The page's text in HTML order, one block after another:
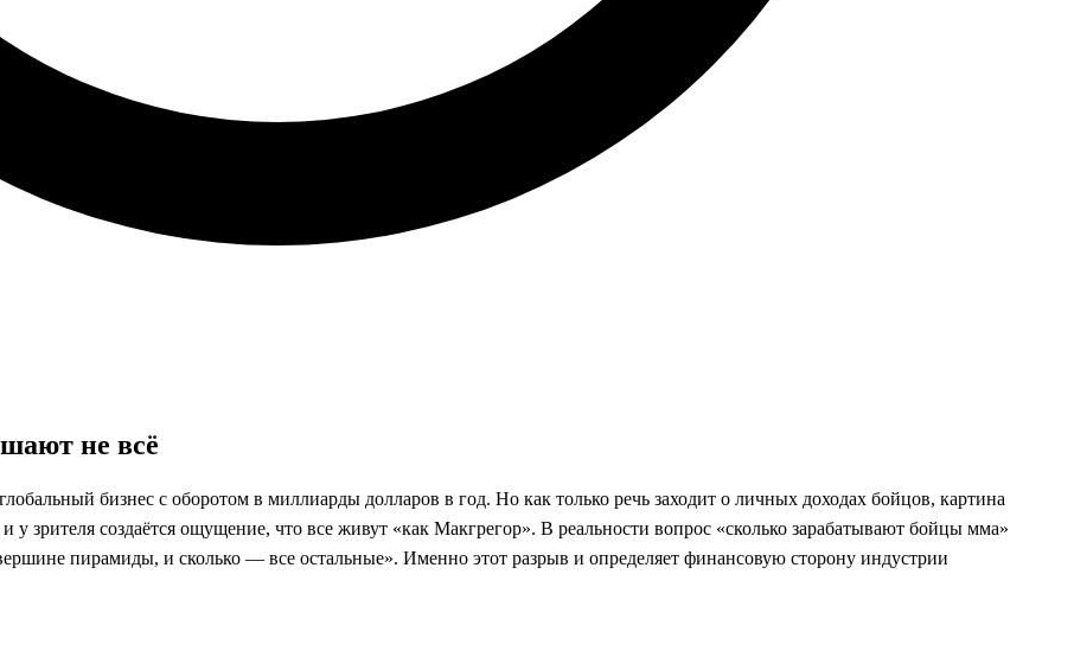
не всё
бизнес с оборотом в миллиарды долларов в год. Но как только речь заходит о личных доходах бойцов, картина
у зрителя создаётся ощущение, что все живут «как Макгрегор». В реальности вопрос «сколько зарабатывают бойцы мма»
пирамиды, и сколько — все остальные». Именно этот разрыв и определяет финансовую сторону индустрии